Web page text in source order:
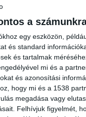
a
egy eszközön,
és standard
és tartalmak
mi és a
és azonosítási
hogy mi és a 1538
megadása vagy
Felhívjuk figyelmét,